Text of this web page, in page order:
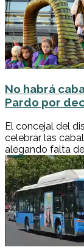
No habrá
Pardo por
El concejal del
celebrar las
alegando falta